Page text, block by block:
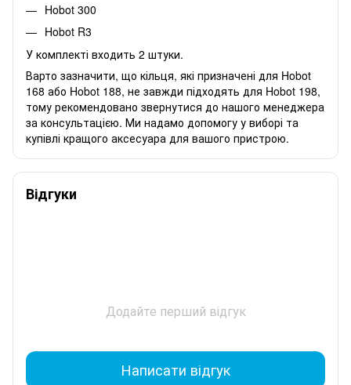
Hobot 300
Hobot R3
У комплекті входить 2 штуки.
Варто зазначити, що кільця, які призначені для Hobot
168 або Hobot 188, не завжди підходять для Hobot 198,
тому рекомендовано звернутися до нашого менеджера
за консультацією. Ми надамо допомогу у виборі та
купівлі кращого аксесуара для вашого пристрою.
Відгуки
Додайте перший відгук
Написати відгук